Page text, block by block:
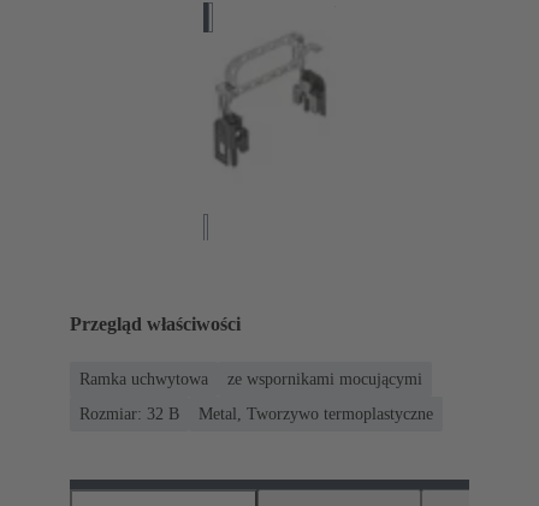
Przegląd właściwości
Ramka uchwytowa
ze wspornikami mocującymi
Rozmiar: 32 B
Metal, Tworzywo termoplastyczne